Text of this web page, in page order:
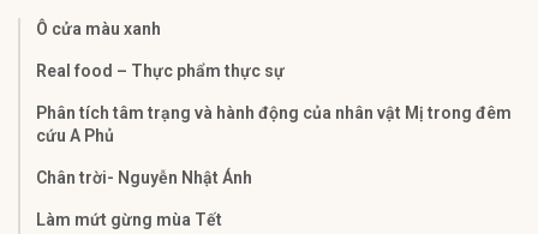
Ô cửa màu xanh
Real food – Thực phẩm thực sự
Phân tích tâm trạng và hành động của nhân vật Mị trong đêm
cứu A Phủ​
Chân trời- Nguyễn Nhật Ánh
Làm mứt gừng mùa Tết